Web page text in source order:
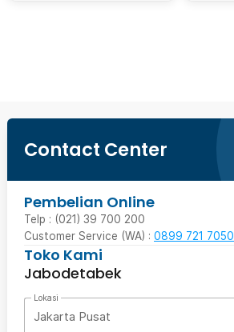
Contact Center
Pembelian Online
Telp : (021) 39 700 200
Customer Service (WA) : 0899 721 7050
Toko Kami
Jabodetabek
Lokasi
Jakarta Pusat